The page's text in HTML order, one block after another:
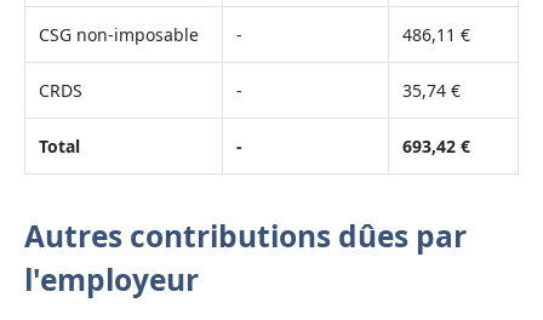
CSG non-imposable - 486,11 €
CRDS - 35,74 €
Total - 693,42 €
Autres contributions dûes par
l'employeur